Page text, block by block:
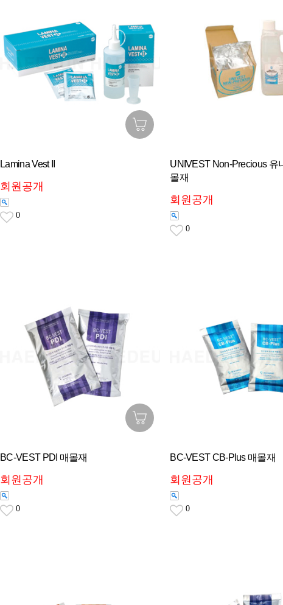
Lamina Vest II
회원공개
0
UNIVEST Non-Precious 유
몰재
회원공개
0
BC-VEST PDI 매몰재
회원공개
0
BC-VEST CB-Plus 매몰재
회원공개
0